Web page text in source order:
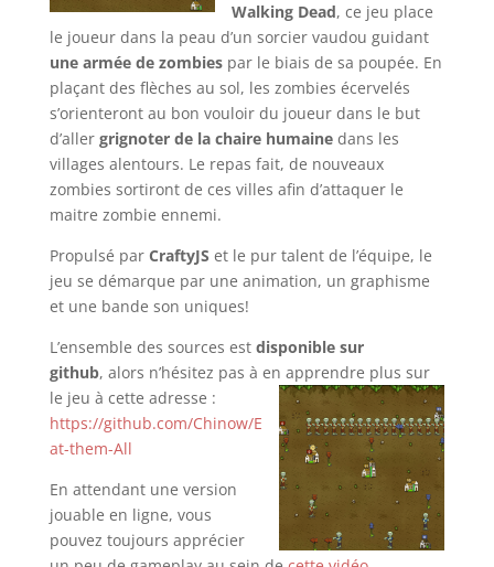
Walking Dead, ce jeu place
le joueur dans la peau d’un sorcier vaudou guidant
une armée de zombiespar le biais de sa poupée. En
plaçant des flèches au sol, les zombies écervelés
s’orienteront au bon vouloir du joueur dans le but
d’aller grignoter de la chaire humainedans les
villages alentours. Le repas fait, de nouveaux
zombies sortiront de ces villes afin d’attaquer le
maitre zombie ennemi.
Propulsé par CraftyJS et le pur talent de l’équipe, le
jeu se démarque par une animation, un graphisme
et une bande son uniques!
L’ensemble des sources est disponible sur
github, alors n’hésitez pas à en apprendre plus sur
le jeu à cette adresse :
https://github.com/Chinow/E
at-them-All
En attendant une version
jouable en ligne, vous
pouvez toujours apprécier